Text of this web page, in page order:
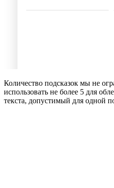
Количество подсказок мы не
использовать не более 5 для
текста, допустимый для одной